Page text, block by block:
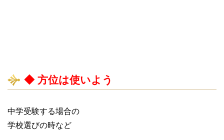
◆ 方位は使いよう
中学受験する場合の
学校選びの時など